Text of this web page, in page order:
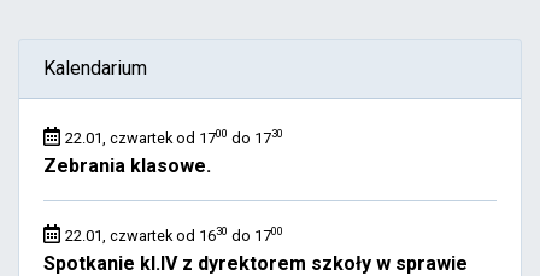
Kalendarium
22.01, czwartek od 1700 do 1730
Zebrania klasowe.
22.01, czwartek od 1630 do 1700
Spotkanie kl.IV z dyrektorem szkoły w sprawie